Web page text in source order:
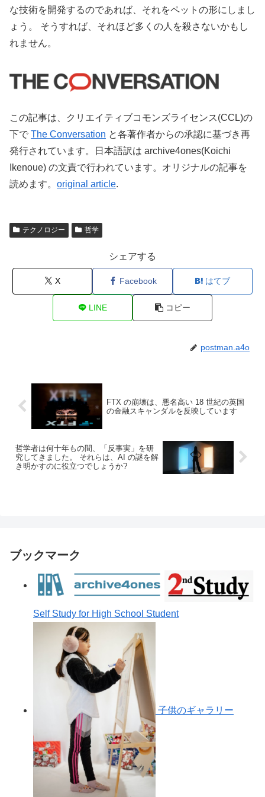
な技術を開発するのであれば、それをペットの形にしまし
ょう。 そうすれば、それほど多くの人を殺さないかもし
れません。
この記事は、クリエイティブコモンズライセンス(CCL)の
下で The Conversation と各著作者からの承認に基づき再
発行されています。日本語訳は archive4ones(Koichi
Ikenoue) の文責で行われています。オリジナルの記事を
読めます。 original article.
テクノロジー 哲学
シェアする
X Facebook はてブ
LINE コピー
postman.a4o
FTX の崩壊は、悪名高い 18 世紀の英国
の金融スキャンダルを反映しています
哲学者は何十年もの間、「反事実」を研
究してきました。 それらは、AI の謎を解
き明かすのに役立つでしょうか?
ブックマーク
Self Study for High School Student
子供のギャラリー